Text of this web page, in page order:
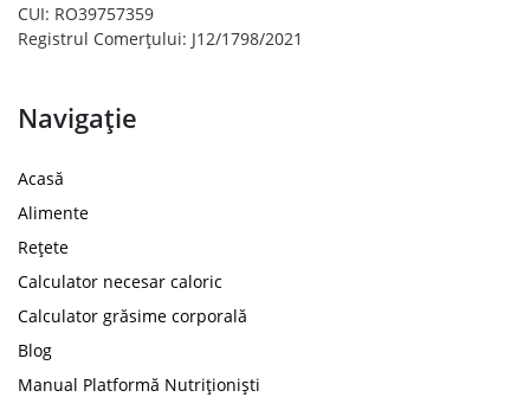
CUI: RO39757359
Registrul Comerțului: J12/1798/2021
Navigație
Acasă
Alimente
Rețete
Calculator necesar caloric
Calculator grăsime corporală
Blog
Manual Platformă Nutriționiști